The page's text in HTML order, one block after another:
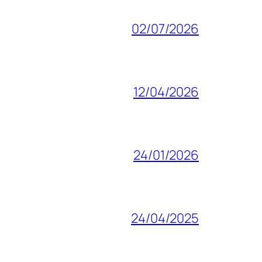
02/07/2026
12/04/2026
24/01/2026
24/04/2025